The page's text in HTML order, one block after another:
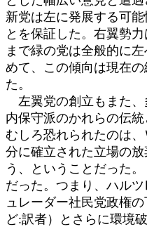
新党は左に発展する可
とを保証した。右翼勢
まで緑の党は全般的に
めて、この傾向は現在
た。
左翼党の創立もまた、
内保守派のかれらの伝
むしろ恐れられたのは
分に確立された立場の
う、ということだった
だった。つまり、ハル
ュレーダー社民党政権
ど:訳者）とさらに環境